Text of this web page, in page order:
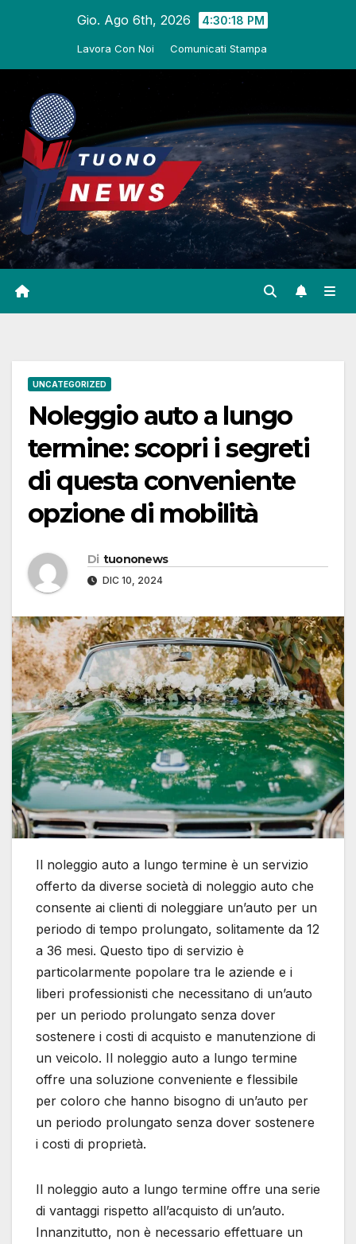
Gio. Ago 6th, 2026 4:30:19 PM
Lavora Con Noi Comunicati Stampa
UNCATEGORIZED
Noleggio auto a lungo
termine: scopri i segreti
di questa conveniente
opzione di mobilità
Di tuononews
DIC 10, 2024
Il noleggio auto a lungo termine è un servizio
offerto da diverse società di noleggio auto che
consente ai clienti di noleggiare un’auto per un
periodo di tempo prolungato, solitamente da 12
a 36 mesi. Questo tipo di servizio è
particolarmente popolare tra le aziende e i
liberi professionisti che necessitano di un’auto
per un periodo prolungato senza dover
sostenere i costi di acquisto e manutenzione di
un veicolo. Il noleggio auto a lungo termine
offre una soluzione conveniente e flessibile
per coloro che hanno bisogno di un’auto per
un periodo prolungato senza dover sostenere
i costi di proprietà.
Il noleggio auto a lungo termine offre una serie
di vantaggi rispetto all’acquisto di un’auto.
Innanzitutto, non è necessario effettuare un